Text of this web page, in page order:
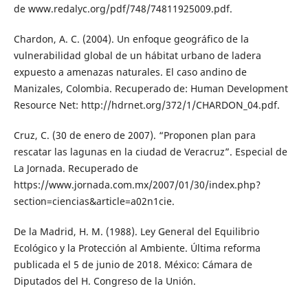
de www.redalyc.org/pdf/748/74811925009.pdf.
Chardon, A. C. (2004). Un enfoque geográfico de la
vulnerabilidad global de un hábitat urbano de ladera
expuesto a amenazas naturales. El caso andino de
Manizales, Colombia. Recuperado de: Human Development
Resource Net: http://hdrnet.org/372/1/CHARDON_04.pdf.
Cruz, C. (30 de enero de 2007). “Proponen plan para
rescatar las lagunas en la ciudad de Veracruz”. Especial de
La Jornada. Recuperado de
https://www.jornada.com.mx/2007/01/30/index.php?
section=ciencias&article=a02n1cie.
De la Madrid, H. M. (1988). Ley General del Equilibrio
Ecológico y la Protección al Ambiente. Última reforma
publicada el 5 de junio de 2018. México: Cámara de
Diputados del H. Congreso de la Unión.